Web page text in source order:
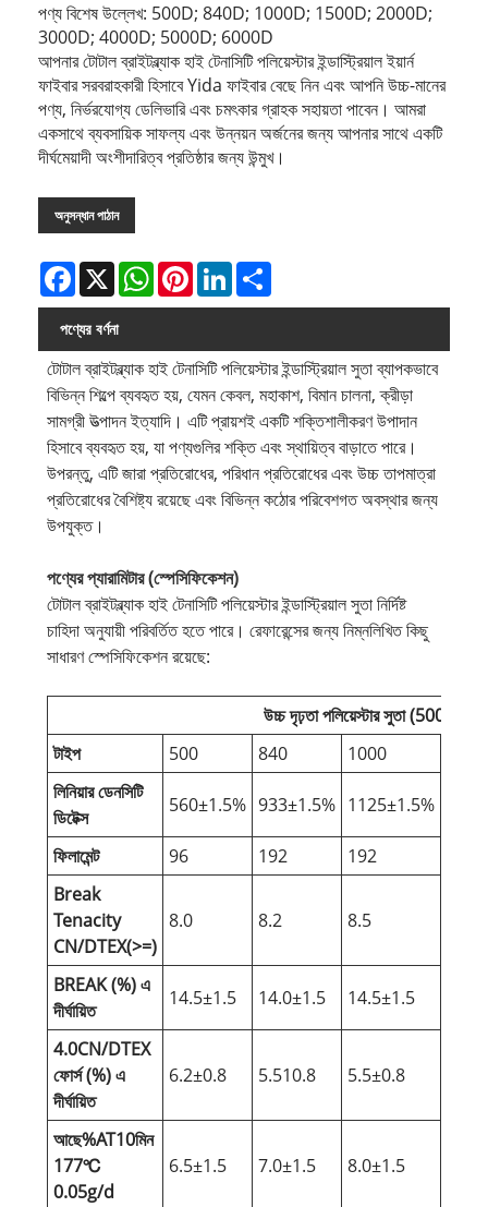
পণ্য বিশেষ উল্লেখ: 500D; 840D; 1000D; 1500D; 2000D;
3000D; 4000D; 5000D; 6000D
আপনার টোটাল ব্রাইটব্ল্যাক হাই টেনাসিটি পলিয়েস্টার ইন্ডাস্ট্রিয়াল ইয়ার্ন
ফাইবার সরবরাহকারী হিসাবে Yida ফাইবার বেছে নিন এবং আপনি উচ্চ-মানের
পণ্য, নির্ভরযোগ্য ডেলিভারি এবং চমৎকার গ্রাহক সহায়তা পাবেন। আমরা
একসাথে ব্যবসায়িক সাফল্য এবং উন্নয়ন অর্জনের জন্য আপনার সাথে একটি
দীর্ঘমেয়াদী অংশীদারিত্ব প্রতিষ্ঠার জন্য উন্মুখ।
অনুসন্ধান পাঠান
Facebook
X WhatsAppPinterestLinkedIn
পণ্যের বর্ণনা
টোটাল ব্রাইটব্ল্যাক হাই টেনাসিটি পলিয়েস্টার ইন্ডাস্ট্রিয়াল সুতা ব্যাপকভাবে
বিভিন্ন শিল্পে ব্যবহৃত হয়, যেমন কেবল, মহাকাশ, বিমান চালনা, ক্রীড়া
সামগ্রী উত্পাদন ইত্যাদি। এটি প্রায়শই একটি শক্তিশালীকরণ উপাদান
হিসাবে ব্যবহৃত হয়, যা পণ্যগুলির শক্তি এবং স্থায়িত্ব বাড়াতে পারে।
উপরন্তু, এটি জারা প্রতিরোধের, পরিধান প্রতিরোধের এবং উচ্চ তাপমাত্রা
প্রতিরোধের বৈশিষ্ট্য রয়েছে এবং বিভিন্ন কঠোর পরিবেশগত অবস্থার জন্য
উপযুক্ত।
পণ্যের প্যারামিটার (স্পেসিফিকেশন)
টোটাল ব্রাইটব্ল্যাক হাই টেনাসিটি পলিয়েস্টার ইন্ডাস্ট্রিয়াল সুতা নির্দিষ্ট
চাহিদা অনুযায়ী পরিবর্তিত হতে পারে। রেফারেন্সের জন্য নিম্নলিখিত কিছু
সাধারণ স্পেসিফিকেশন রয়েছে:
উচ্চ দৃঢ়তা পলিয়েস্টার সুতা (500D-
টাইপ
500 840 1000
লিনিয়ার ডেনসিটি
ডিটেক্স
560±1.5% 933±1.5% 1125±1.5%
ফিলামেন্ট 96 192 192
Break
Tenacity
CN/DTEX(>=)
8.0 8.2 8.5
BREAK (%) এ
দীর্ঘায়িত
14.5±1.5 14.0±1.5 14.5±1.5
4.0CN/DTEX
ফোর্স (%) এ
দীর্ঘায়িত
6.2±0.8 5.510.8 5.5±0.8
আছে%AT10মিন
177℃
0.05g/d
6.5±1.5 7.0±1.5 8.0±1.5